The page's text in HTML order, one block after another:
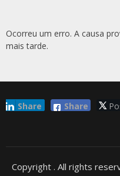
Ocorreu um erro. A causa
mais tarde.
Share
Share
Copyright . All rights